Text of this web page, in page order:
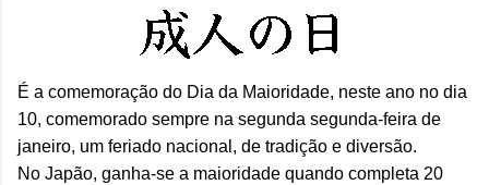
É a comemoração do Dia da Maioridade, neste ano no dia
10, comemorado sempre na segunda segunda-feira de
janeiro, um feriado nacional, de tradição e diversão.
No Japão, ganha-se a maioridade quando completa 20